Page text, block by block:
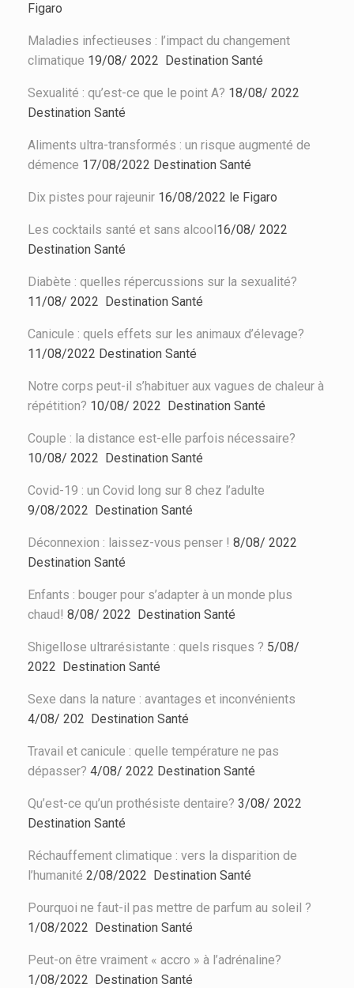
Figaro
Maladies infectieuses : l’impact du changement
climatique 19/08/ 2022 Destination Santé
Sexualité : qu’est-ce que le point A? 18/08/ 2022
Destination Santé
Aliments ultra-transformés : un risque augmenté de
démence 17/08/2022 Destination Santé
Dix pistes pour rajeunir 16/08/2022 le Figaro
Les cocktails santé et sans alcool16/08/ 2022
Destination Santé
Diabète : quelles répercussions sur la sexualité?
11/08/ 2022 Destination Santé
Canicule : quels effets sur les animaux d’élevage?
11/08/2022 Destination Santé
Notre corps peut-il s’habituer aux vagues de chaleur à
répétition? 10/08/ 2022 Destination Santé
Couple : la distance est-elle parfois nécessaire?
10/08/ 2022 Destination Santé
Covid-19 : un Covid long sur 8 chez l’adulte
9/08/2022 Destination Santé
Déconnexion : laissez-vous penser ! 8/08/ 2022
Destination Santé
Enfants : bouger pour s’adapter à un monde plus
chaud! 8/08/ 2022 Destination Santé
Shigellose ultrarésistante : quels risques ? 5/08/
2022 Destination Santé
Sexe dans la nature : avantages et inconvénients
4/08/ 202 Destination Santé
Travail et canicule : quelle température ne pas
dépasser? 4/08/ 2022 Destination Santé
Qu’est-ce qu’un prothésiste dentaire? 3/08/ 2022
Destination Santé
Réchauffement climatique : vers la disparition de
l’humanité 2/08/2022 Destination Santé
Pourquoi ne faut-il pas mettre de parfum au soleil ?
1/08/2022 Destination Santé
Peut-on être vraiment « accro » à l’adrénaline?
1/08/2022 Destination Santé